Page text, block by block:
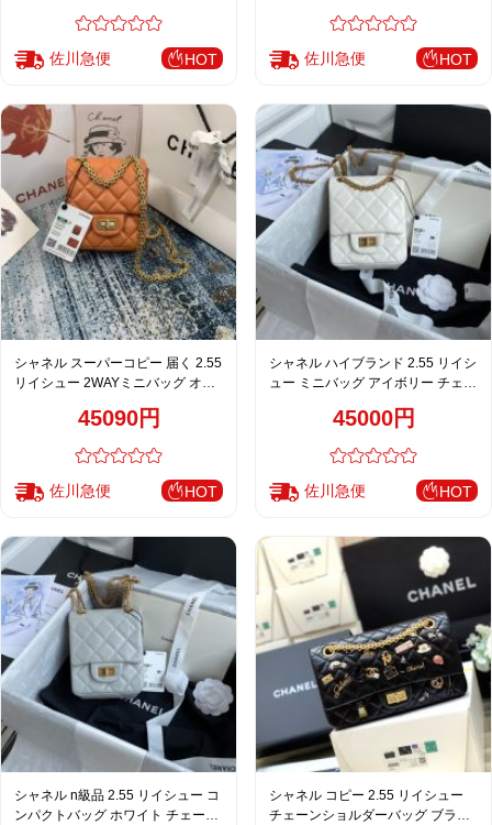
佐川急便 HOT 佐川急便 HOT
シャネル スーパーコピー 届く 2.55
リイシュー 2WAYミニバッグ オレ
45090円
佐川急便 HOT
シャネル ハイブランド 2.55 リイシ
ュー ミニバッグ アイボリー チェー
45000円
佐川急便 HOT
シャネル n級品 2.55 リイシュー コ
ンパクトバッグ ホワイト チェーン
シャネル コピー 2.55 リイシュー
チェーンショルダーバッグ ブラッ